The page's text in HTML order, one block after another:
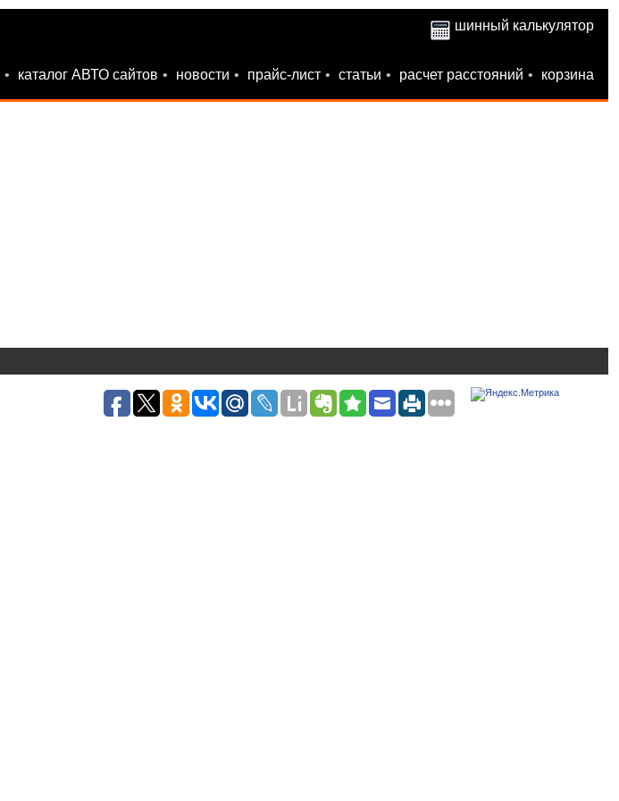
шинный калькулятор
• каталог АВТО сайтов • новости • прайс-лист • статьи • расчет расстояний • корзина